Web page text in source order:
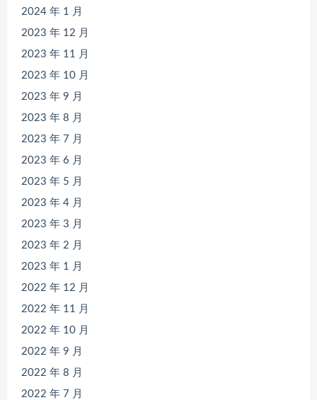
2024 年 1 月
2023 年 12 月
2023 年 11 月
2023 年 10 月
2023 年 9 月
2023 年 8 月
2023 年 7 月
2023 年 6 月
2023 年 5 月
2023 年 4 月
2023 年 3 月
2023 年 2 月
2023 年 1 月
2022 年 12 月
2022 年 11 月
2022 年 10 月
2022 年 9 月
2022 年 8 月
2022 年 7 月